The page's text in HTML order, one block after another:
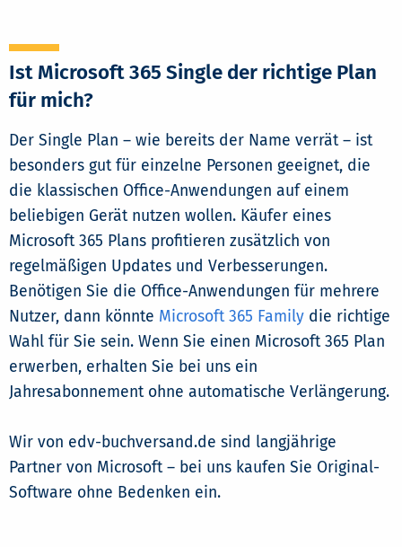
Ist Microsoft 365 Single der richtige Plan
für mich?
Der Single Plan – wie bereits der Name verrät – ist
besonders gut für einzelne Personen geeignet, die
die klassischen Office-Anwendungen auf einem
beliebigen Gerät nutzen wollen. Käufer eines
Microsoft 365 Plans profitieren zusätzlich von
regelmäßigen Updates und Verbesserungen.
Benötigen Sie die Office-Anwendungen für mehrere
Nutzer, dann könnte Microsoft 365 Family die richtige
Wahl für Sie sein. Wenn Sie einen Microsoft 365 Plan
erwerben, erhalten Sie bei uns ein
Jahresabonnement ohne automatische Verlängerung.
Wir von edv-buchversand.de sind langjährige
Partner von Microsoft – bei uns kaufen Sie Original-
Software ohne Bedenken ein.